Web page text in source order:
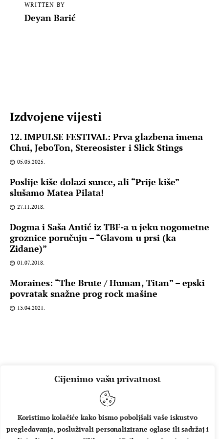
Cijenimo vašu privatnost
Koristimo kolačiće kako bismo poboljšali vaše iskustvo
pregledavanja, posluživali personalizirane oglase ili sadržaj i
WRITTEN BY
Deyan Barić
Izdvojene vijesti
12. IMPULSE FESTIVAL: Prva glazbena imena
Chui, JeboTon, Stereosister i Slick Stings
05.03.2025.
Poslije kiše dolazi sunce, ali “Prije kiše”
slušamo Matea Pilata!
27.11.2018.
Dogma i Saša Antić iz TBF-a u jeku nogometne
groznice poručuju – “Glavom u prsi (ka
Zidane)”
01.07.2018.
Moraines: “The Brute / Human, Titan” – epski
povratak snažne prog rock mašine
13.04.2021.
O NAMA IMPRESSUM UVJETI KORIŠTENJA